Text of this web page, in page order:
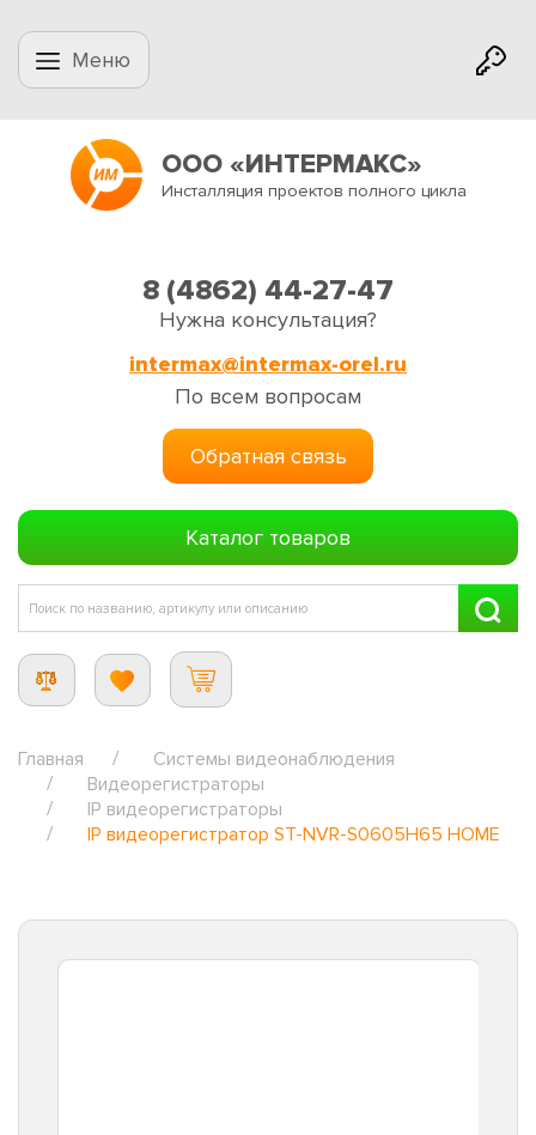
Меню
ООО «ИНТЕРМАКС»
Инсталляция проектов полного цикла
8 (4862) 44-27-47
Нужна консультация?
intermax@intermax-orel.ru
По всем вопросам
Обратная связь
Каталог товаров
Главная
Системы видеонаблюдения
Видеорегистраторы
IP видеорегистраторы
IP видеорегистратор ST-NVR-S0605H65 HOME